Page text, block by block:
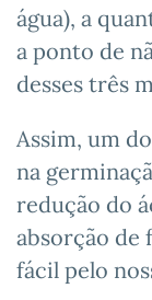
água), a
a ponto de
desses três
Assim, um
na
redução do
absorção de
fácil pelo